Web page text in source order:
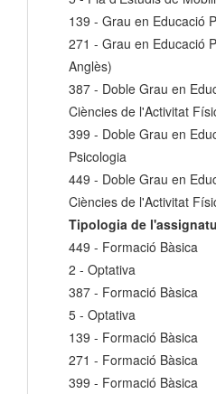
139 - Grau en Educació
271 - Grau en Educació
Anglès)
387 - Doble Grau en
Ciències de l'Activitat
399 - Doble Grau en
Psicologia
449 - Doble Grau en
Ciències de l'Activitat
Tipologia de
449 - Formació Bàsica
2 - Optativa
387 - Formació Bàsica
5 - Optativa
139 - Formació Bàsica
271 - Formació Bàsica
399 - Formació Bàsica